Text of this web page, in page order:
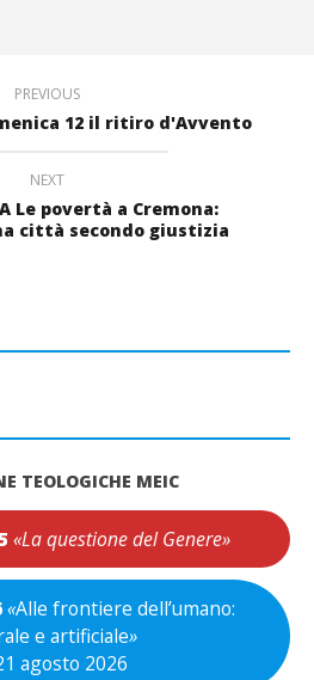
PREVIOUS
12 il ritiro d'Avvento
NEXT
Le povertà a Cremona:
città secondo giustizia
TEOLOGICHE MEIC
«La questione del Genere»
«Alle frontiere dell’umano:
e artificiale»
agosto 2026